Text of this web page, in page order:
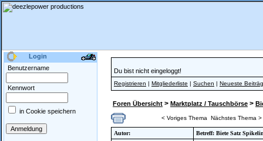
Login
Benutzername
Kennwort
in Cookie speichern
Du bist nicht eingeloggt!
Registrieren | Mitgliederliste | Suchen | Neueste
Foren Übersicht > Marktplatz / Tauschbörse >
< Voriges Thema Nächstes Thema >
Autor: Betreff: Biete Satz